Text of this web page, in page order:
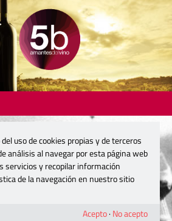
uso de cookies propias y de terceros
análisis al navegar por esta página web
servicios y recopilar información
de la navegación en nuestro sitio
Acepto· No acepto